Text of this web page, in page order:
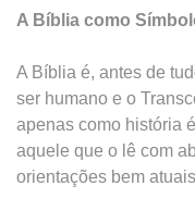
A Bíblia como
A Bíblia é, antes de
ser humano e o
apenas como história
aquele que o lê com
orientações bem